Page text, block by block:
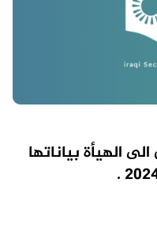
الهيأة بياناتها